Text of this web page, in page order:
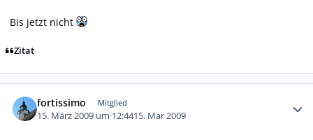
Bis jetzt nicht
Zitat
fortissimo Mitglied
15. März 2009 um 12:4415. Mar 2009